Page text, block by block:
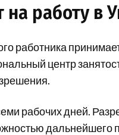
работу в
работника
центр
рабочих дней.
дальнейшего